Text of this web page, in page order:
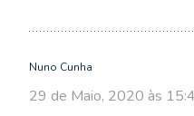
Nuno Cunha
29 de Maio, 2020 às